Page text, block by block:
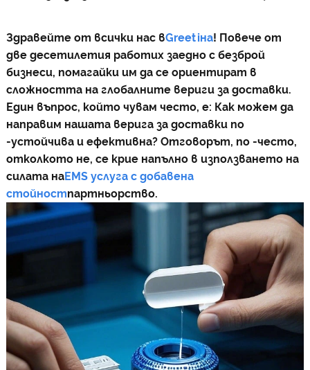
Здравейте от всички нас вGreetiна! Повече от
две десетилетия работих заедно с безброй
бизнеси, помагайки им да се ориентират в
сложността на глобалните вериги за доставки.
Един въпрос, който чувам често, е: Как можем да
направим нашата верига за доставки по
-устойчива и ефективна? Отговорът, по -често,
отколкото не, се крие напълно в използването на
силата наEMS услуга с добавена
стойностпартньорство.